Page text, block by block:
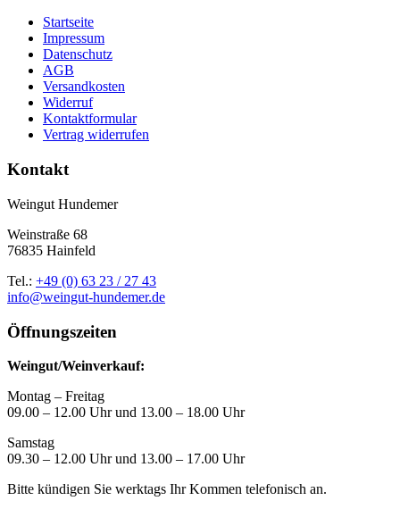
Startseite
Impressum
Datenschutz
AGB
Versandkosten
Widerruf
Kontaktformular
Vertrag widerrufen
Kontakt
Weingut Hundemer
Weinstraße 68
76835 Hainfeld
Tel.: +49 (0) 63 23 / 27 43
info@weingut-hundemer.de
Öffnungszeiten
Weingut/Weinverkauf:
Montag – Freitag
09.00 – 12.00 Uhr und 13.00 – 18.00 Uhr
Samstag
09.30 – 12.00 Uhr und 13.00 – 17.00 Uhr
Bitte kündigen Sie werktags Ihr Kommen telefonisch an.